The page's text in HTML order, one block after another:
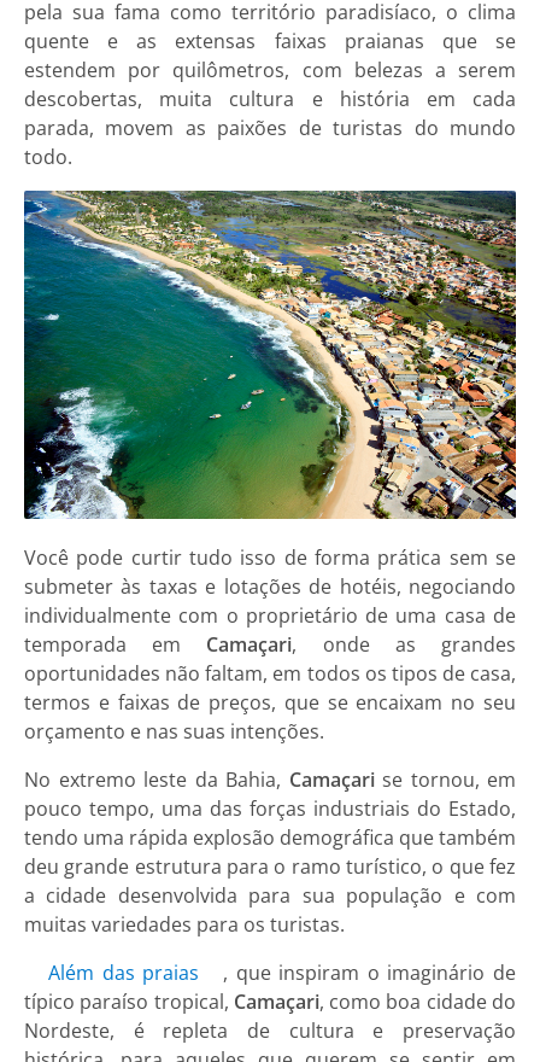
pela sua fama como território paradisíaco, o clima
quente e as extensas faixas praianas que se
estendem por quilômetros, com belezas a serem
descobertas, muita cultura e história em cada
parada, movem as paixões de turistas do mundo
todo.
Você pode curtir tudo isso de forma prática sem se
submeter às taxas e lotações de hotéis, negociando
individualmente com o proprietário de uma casa de
temporada em Camaçari, onde as grandes
oportunidades não faltam, em todos os tipos de casa,
termos e faixas de preços, que se encaixam no seu
orçamento e nas suas intenções.
No extremo leste da Bahia, Camaçari se tornou, em
pouco tempo, uma das forças industriais do Estado,
tendo uma rápida explosão demográfica que também
deu grande estrutura para o ramo turístico, o que fez
a cidade desenvolvida para sua população e com
muitas variedades para os turistas.
Além das praias
, que inspiram o imaginário de
típico paraíso tropical, Camaçari, como boa cidade do
Nordeste, é repleta de cultura e preservação